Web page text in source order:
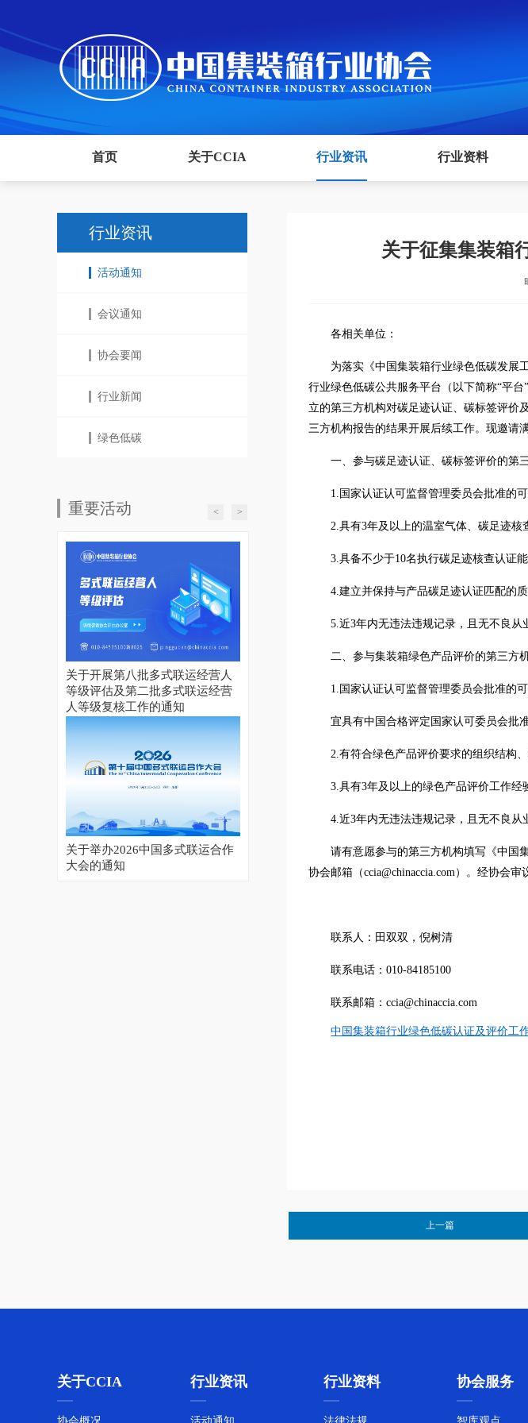
首页 关于CCIA 行业资讯 行业资料
行业资讯
活动通知
会议通知
协会要闻
行业新闻
绿色低碳
重要活动 < >
关于开展第八批多式联运经营人
等级评估及第二批多式联运经营
人等级复核工作的通知
关于举办2026中国多式联运合作
大会的通知
新程启航丨中国集装箱行业协会
第八届第一次会员大会 暨第八届
第一次理事会会议召开
关于征集集装箱
各相关单位：
为落实《中国集装箱行业绿色低碳发展
行业绿色低碳公共服务平台（以下简称“平
立的第三方机构对碳足迹认证、碳标签评价
三方机构报告的结果开展后续工作。现邀请
一、参与碳足迹认证、碳标签评价的第
1.国家认证认可监督管理委员会批准的
2.具有3年及以上的温室气体、碳足迹核
3.具备不少于10名执行碳足迹核查认证
4.建立并保持与产品碳足迹认证匹配的
5.近3年内无违法违规记录，且无不良从
二、参与集装箱绿色产品评价的第三方
1.国家认证认可监督管理委员会批准的
宜具有中国合格评定国家认可委员会批
2.有符合绿色产品评价要求的组织结构
3.具有3年及以上的绿色产品评价工作经
4.近3年内无违法违规记录，且无不良从
请有意愿参与的第三方机构填写《中国
协会邮箱（ccia@chinaccia.com）。经协会审
联系人：田双双，倪树清
联系电话：010-84185100
联系邮箱：ccia@chinaccia.com
中国集装箱行业绿色低碳认证及评价工
上一篇
关于CCIA 行业资讯 行业资料 协会服务